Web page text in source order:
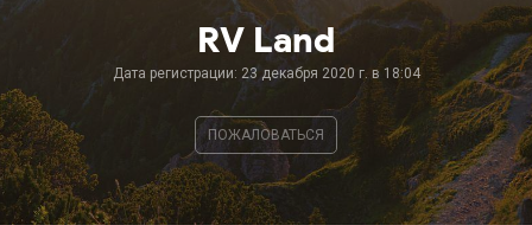
RV Land
Дата регистрации: 23 декабря 2020 г. в 18:04
ПОЖАЛОВАТЬСЯ